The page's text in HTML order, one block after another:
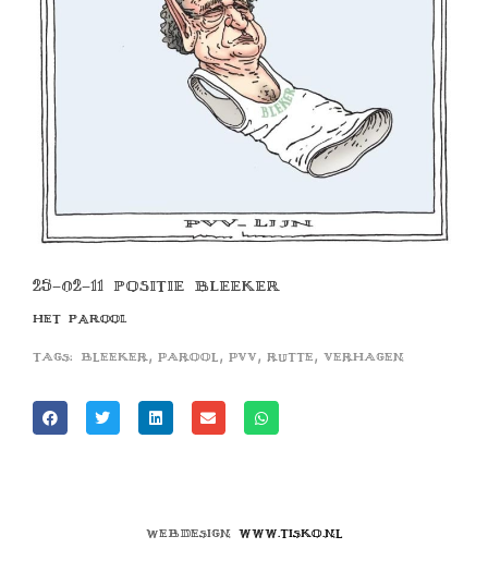
25-02-11 POSITIE BLEEKER
HET PAROOL
Tags: bleeker, parool , pvv , rutte , verhagen
Webdesign www.tisko.nl